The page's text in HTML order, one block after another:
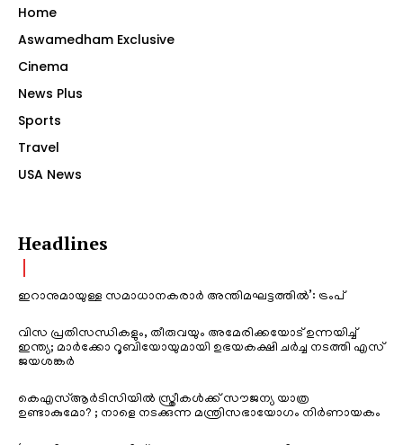
Home
Aswamedham Exclusive
Cinema
News Plus
Sports
Travel
USA News
Headlines
ഇറാനുമായുള്ള സമാധാനകരാർ അന്തിമഘട്ടത്തിൽ‌’: ട്രംപ്
വിസ പ്രതിസന്ധികളും, തീരുവയും അമേരിക്കയോട് ഉന്നയിച്ച്
ഇന്ത്യ; മാർക്കോ റൂബിയോയുമായി ഉഭയകക്ഷി ചർച്ച നടത്തി എസ്
ജയശങ്കർ
കെഎസ്ആർടിസിയിൽ സ്ത്രീകൾക്ക് സൗജന്യ യാത്ര
ഉണ്ടാകുമോ? ; നാളെ നടക്കുന്ന മന്ത്രിസഭായോഗം നിർണായകം